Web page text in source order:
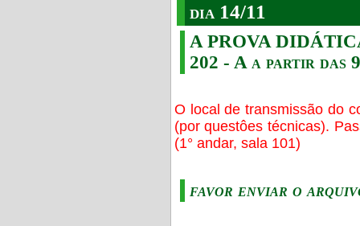
dia 14/11
A PROVA
202 - A a partir das
O local de transmissão do
(por questôes técnicas).
(1° andar, sala 101)
favor enviar o